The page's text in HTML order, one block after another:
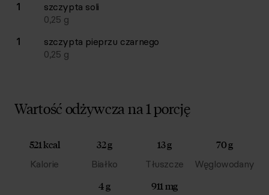
1
szczypta soli
0,25 g
1
szczypta pieprzu czarnego
0,25 g
Wartość odżywcza na 1 porcję
521 kcal
Kalorie
32 g
Białko
13 g
Tłuszcze
70 g
Węglowodany
4 g 911 mg